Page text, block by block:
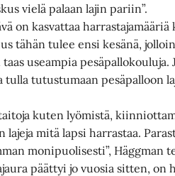
vielä palaan lajin pariin”.
on kasvattaa harrastajamääriä
tähän tulee ensi kesänä,
taas useampia pesäpallokouluja.
tutustumaan pesäpalloon
kuten lyömistä,
mitä lapsi harrastaa.
monipuolisesti”, Häggman
päättyi jo vuosia sitten, on